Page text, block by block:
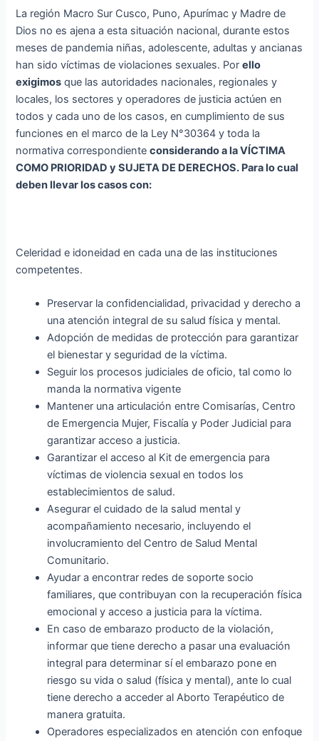
La región Macro Sur Cusco, Puno, Apurímac y Madre de
Dios no es ajena a esta situación nacional, durante estos
meses de pandemia niñas, adolescente, adultas y ancianas
han sido víctimas de violaciones sexuales. Porello
exigimos que las autoridades nacionales, regionales y
locales, los sectores y operadores de justicia actúen en
todos y cada uno de los casos, en cumplimiento de sus
funciones en el marco de la Ley N°30364 y toda la
normativa correspondienteconsiderando a la VÍCTIMA
COMO PRIORIDAD y SUJETA DE DERECHOS. Para lo cual
deben llevar los casos con:
Celeridad e idoneidad en cada una de las instituciones
competentes.
Preservar la confidencialidad, privacidad y derecho a
una atención integral de su salud física y mental.
Adopción de medidas de protección para garantizar
el bienestar y seguridad de la víctima.
Seguir los procesos judiciales de oficio, tal como lo
manda la normativa vigente
Mantener una articulación entre Comisarías, Centro
de Emergencia Mujer, Fiscalía y Poder Judicial para
garantizar acceso a justicia.
Garantizar el acceso al Kit de emergencia para
víctimas de violencia sexual en todos los
establecimientos de salud.
Asegurar el cuidado de la salud mental y
acompañamiento necesario, incluyendo el
involucramiento del Centro de Salud Mental
Comunitario.
Ayudar a encontrar redes de soporte socio
familiares, que contribuyan con la recuperación física
emocional y acceso a justicia para la víctima.
En caso de embarazo producto de la violación,
informar que tiene derecho a pasar una evaluación
integral para determinar sí el embarazo pone en
riesgo su vida o salud (física y mental), ante lo cual
tiene derecho a acceder al Aborto Terapéutico de
manera gratuita.
Operadores especializados en atención con enfoque